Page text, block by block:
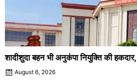
शादीशुदा बहन भी अनुकंपा नियुक्ति की
August 6, 2026